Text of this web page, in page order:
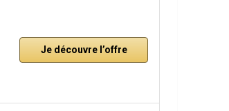
Je découvre l’offre